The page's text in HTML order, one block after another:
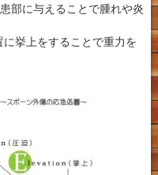
部に与えることで腫れや炎
に挙上をすることで重力を